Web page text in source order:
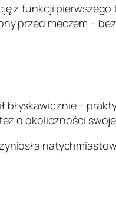
z funkcji
przed meczem –
–
o okoliczności